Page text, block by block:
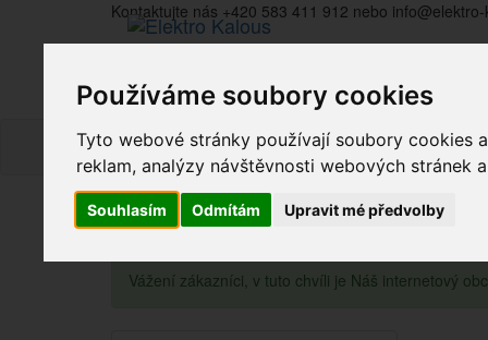
Používáme soubory cookies
Tyto webové stránky používají soubory cookies
reklam, analýzy návštěvnosti webových stránek
Souhlasím Odmítám Upravit mé předvolby
Kontaktujte nás +420 583 411 912 nebo
Vážení zákazníci, v tuto chvíli je Náš internetový